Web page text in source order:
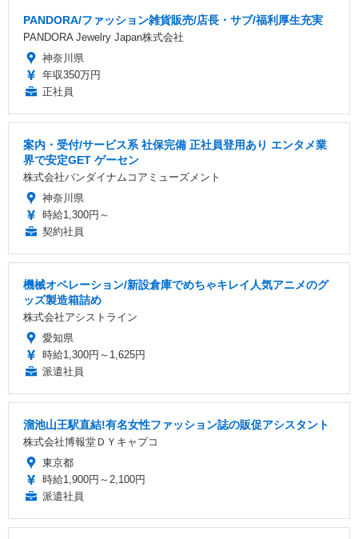
PANDORA/ファッション雑貨販売/店長・サブ/福利厚生充実
PANDORA Jewelry Japan株式会社
神奈川県
年収350万円
正社員
案内・受付/サービス系 社保完備 正社員登用あり エンタメ業
界で安定GET ゲーセン
株式会社バンダイナムコアミューズメント
神奈川県
時給1,300円～
契約社員
機械オペレーション/新設倉庫でめちゃキレイ人気アニメのグ
ッズ製造箱詰め
株式会社アシストライン
愛知県
時給1,300円～1,625円
派遣社員
溜池山王駅直結!有名女性ファッション誌の販促アシスタント
株式会社博報堂ＤＹキャプコ
東京都
時給1,900円～2,100円
派遣社員